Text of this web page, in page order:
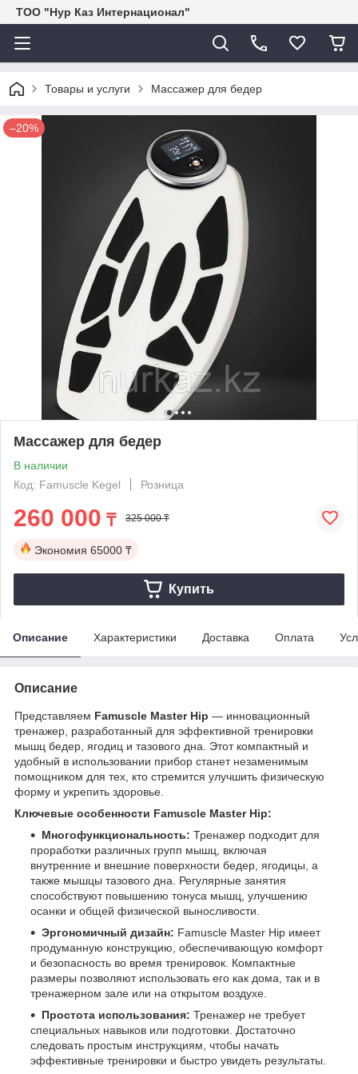
ТОО "Нур Каз Интернационал"
Товары и услуги Массажер для бедер
–20%
Массажер для бедер
В наличии
Код: Famuscle Kegel
Розница
260 000 ₸ 325 000 ₸
Экономия 65000 ₸
Купить
Описание Характеристики Доставка Оплата
Описание
Представляем Famuscle Master Hip — инновационный
тренажер, разработанный для эффективной тренировки
мышц бедер, ягодиц и тазового дна. Этот компактный и
удобный в использовании прибор станет незаменимым
помощником для тех, кто стремится улучшить физическую
форму и укрепить здоровье.
Ключевые особенности Famuscle Master Hip:
Многофункциональность: Тренажер подходит для
проработки различных групп мышц, включая
внутренние и внешние поверхности бедер, ягодицы, а
также мышцы тазового дна. Регулярные занятия
способствуют повышению тонуса мышц, улучшению
осанки и общей физической выносливости.
Эргономичный дизайн: Famuscle Master Hip имеет
продуманную конструкцию, обеспечивающую комфорт
и безопасность во время тренировок. Компактные
размеры позволяют использовать его как дома, так и в
тренажерном зале или на открытом воздухе.
Простота использования: Тренажер не требует
специальных навыков или подготовки. Достаточно
следовать простым инструкциям, чтобы начать
эффективные тренировки и быстро увидеть результаты.